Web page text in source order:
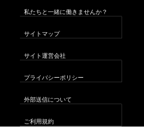
私たちと一緒に働きませんか？
サイトマップ
サイト運営会社
プライバシーポリシー
外部送信について
ご利用規約